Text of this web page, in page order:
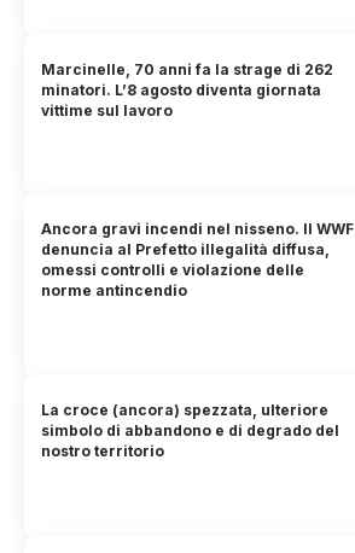
Marcinelle, 70 anni fa la strage di 262
minatori. L’8 agosto diventa giornata
vittime sul lavoro
Ancora gravi incendi nel nisseno. Il WWF
denuncia al Prefetto illegalità diffusa,
omessi controlli e violazione delle
norme antincendio
La croce (ancora) spezzata, ulteriore
simbolo di abbandono e di degrado del
nostro territorio